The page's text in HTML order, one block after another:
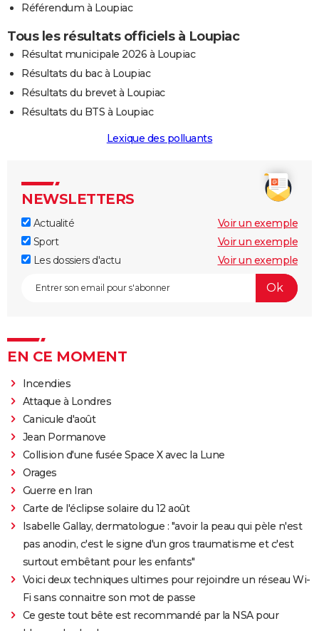
Référendum à Loupiac
Tous les résultats officiels à Loupiac
Résultat municipale 2026 à Loupiac
Résultats du bac à Loupiac
Résultats du brevet à Loupiac
Résultats du BTS à Loupiac
Lexique des polluants
NEWSLETTERS
Actualité
Voir un exemple
Sport
Voir un exemple
Les dossiers d'actu
Voir un exemple
EN CE MOMENT
Incendies
Attaque à Londres
Canicule d'août
Jean Pormanove
Collision d'une fusée Space X avec la Lune
Orages
Guerre en Iran
Carte de l'éclipse solaire du 12 août
Isabelle Gallay, dermatologue : "avoir la peau qui pèle n'est
pas anodin, c'est le signe d'un gros traumatisme et c'est
surtout embêtant pour les enfants"
Voici deux techniques ultimes pour rejoindre un réseau Wi-
Fi sans connaitre son mot de passe
Ce geste tout bête est recommandé par la NSA pour